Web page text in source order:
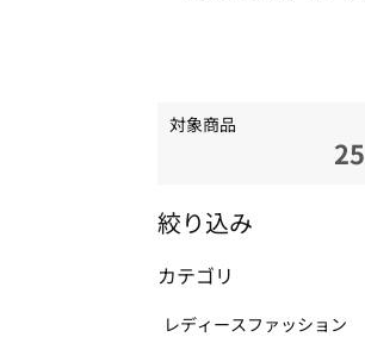
対象商品
25
絞り込み
カテゴリ
レディースファッション